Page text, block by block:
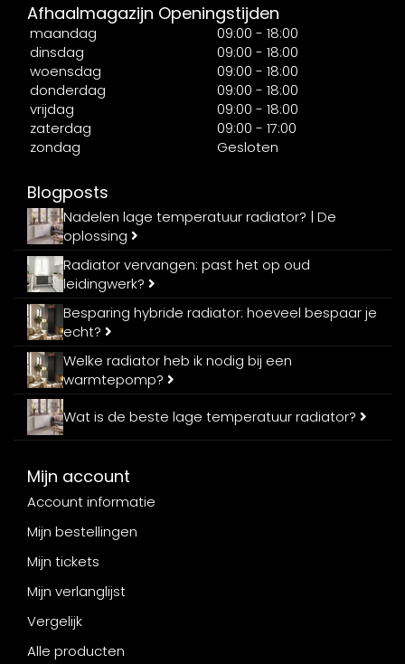
Afhaalmagazijn Openingstijden
maandag
09:00 - 18:00
dinsdag
09:00 - 18:00
woensdag
09:00 - 18:00
donderdag
09:00 - 18:00
vrijdag
09:00 - 18:00
zaterdag
09:00 - 17:00
zondag
Gesloten
Blogposts
Nadelen lage temperatuur radiator? | De
oplossing
Radiator vervangen: past het op oud
leidingwerk?
Besparing hybride radiator: hoeveel bespaar je
echt?
Welke radiator heb ik nodig bij een
warmtepomp?
Wat is de beste lage temperatuur radiator?
Mijn account
Account informatie
Mijn bestellingen
Mijn tickets
Mijn verlanglijst
Vergelijk
Alle producten